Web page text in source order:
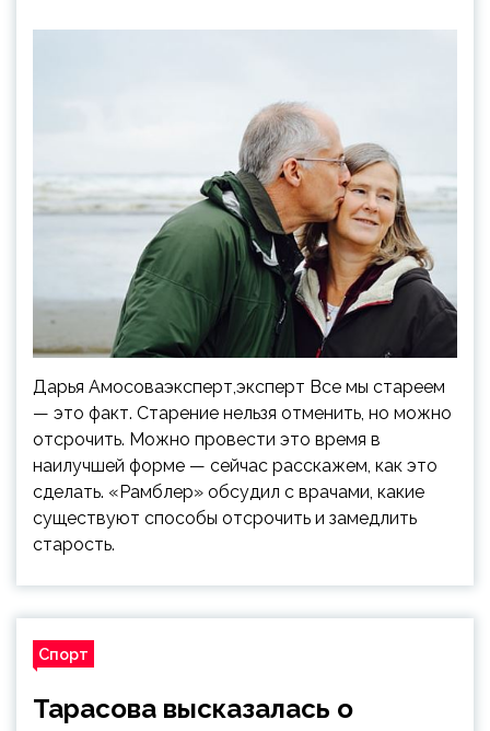
Дарья Амосоваэксперт,эксперт Все мы стареем
— это факт. Старение нельзя отменить, но можно
отсрочить. Можно провести это время в
наилучшей форме — сейчас расскажем, как это
сделать. «Рамблер» обсудил с врачами, какие
существуют способы отсрочить и замедлить
старость.
Спорт
Тарасова высказалась о